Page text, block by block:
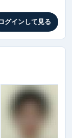
グインして見る